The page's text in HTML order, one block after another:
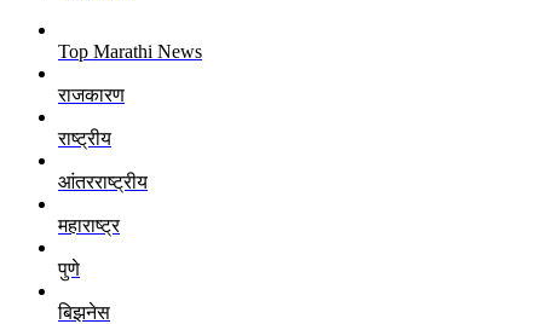
Top Marathi News
राजकारण
राष्ट्रीय
आंतरराष्ट्रीय
महाराष्ट्र
पुणे
बिझनेस